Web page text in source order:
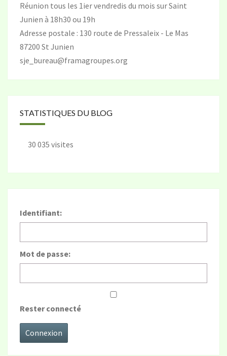
Réunion tous les 1ier vendredis du mois sur Saint
Junien à 18h30 ou 19h
Adresse postale : 130 route de Pressaleix - Le Mas
87200 St Junien
sje_bureau@framagroupes.org
STATISTIQUES DU BLOG
30 035 visites
Identifiant:
Mot de passe:
Rester connecté
Connexion